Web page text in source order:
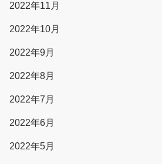
2022年11月
2022年10月
2022年9月
2022年8月
2022年7月
2022年6月
2022年5月